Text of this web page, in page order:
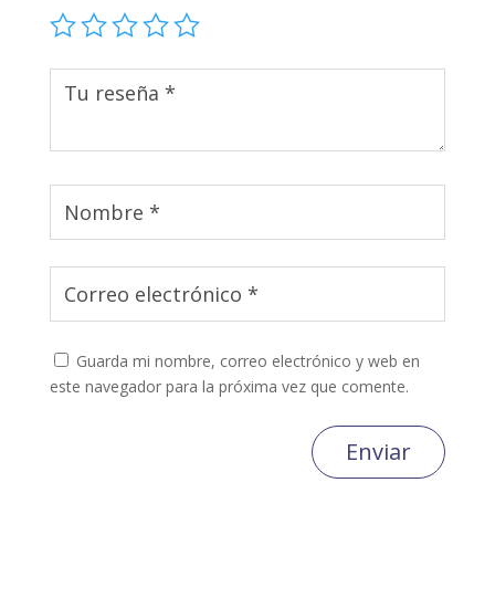
Guarda mi nombre, correo electrónico y web en
este navegador para la próxima vez que comente.
Enviar